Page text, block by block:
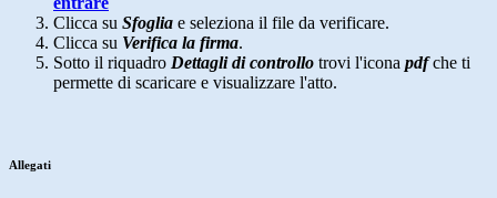
Clicca su Sfoglia e seleziona il file da verificare.
Clicca su Verifica la firma.
Sotto il riquadro Dettagli di controllo trovi l'icona pdf che ti
permette di scaricare e visualizzare l'atto.
Allegati